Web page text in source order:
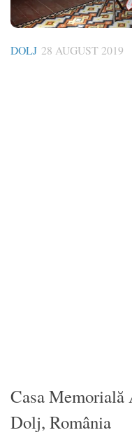
DOLJ 28 AUGUST 2019
Casa Memorială
Dolj, România